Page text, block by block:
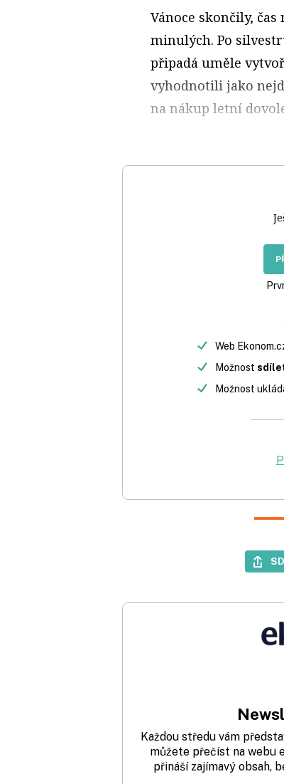
Vánoce skončily,
minulých. Po
připadá uměle
vyhodnotili jako
na nákup letní
Web
Možnost
Možnost
Každou středu vám
můžete přečíst na webu
přináší zajímavý obsah,